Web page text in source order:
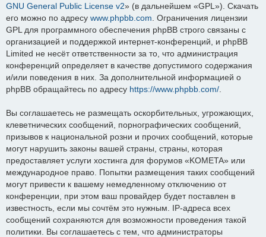
GNU General Public License v2» (в дальнейшем «GPL»). Скачать
его можно по адресу www.phpbb.com . Ограничения лицензии
GPL для программного обеспечения phpBB строго связаны с
организацией и поддержкой интернет-конференций, и phpBB
Limited не несёт ответственности за то, что администрация
конференций определяет в качестве допустимого содержания
и/или поведения в них. За дополнительной информацией о
phpBB обращайтесь по адресу https://www.phpbb.com/
Вы соглашаетесь не размещать оскорбительных, угрожающих,
клеветнических сообщений, порнографических сообщений,
призывов к национальной розни и прочих сообщений, которые
могут нарушить законы вашей страны, страны, которая
предоставляет услуги хостинга для форумов «KOMETA» или
международное право. Попытки размещения таких сообщений
могут привести к вашему немедленному отключению от
конференции, при этом ваш провайдер будет поставлен в
известность, если мы сочтём это нужным. IP-адреса всех
сообщений сохраняются для возможности проведения такой
политики. Вы соглашаетесь с тем, что администраторы